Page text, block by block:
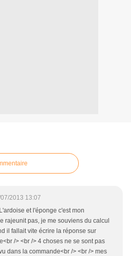
07/2013 13:07
et l'éponge c'est mon
rajeunit pas, je me souviens du calcul
il fallait vite écrire la réponse sur
/> <br /> 4 choses ne se sont pas
dans la commande<br /> <br /> mes